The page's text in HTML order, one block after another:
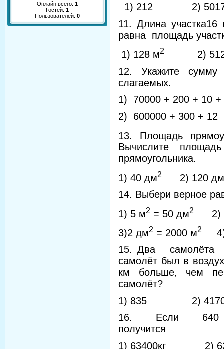
Онлайн всего: 1
Гостей: 1
Пользователей: 0
1) 212 2)
11. Длина
равна площадь
1) 128 м2
2) 512
12. Укажите сумму
слагаемых.
1) 70000 + 200 + 10
2) 600000 + 300
13. Площадь
Вычислите
прямоугольника.
1) 40 дм2
2) 120 дм
14. Выбери верное
1) 5 м2 = 50 дм2
2)
3)2 дм2 = 2000 м2
4)
15. Два
самолёт был в
км больше, чем
самолёт?
1) 835 2)
16. Если
1) 63400кг 2)